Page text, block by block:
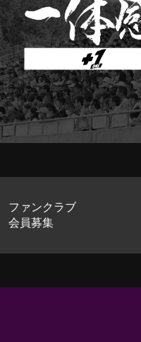
ファンクラブ
会員募集